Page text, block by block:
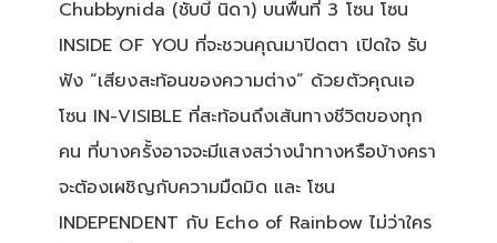
Chubbynida (ชับบี้ นิดา) บนพื้นที่ 3 โซน โซน
INSIDE OF YOU ที่จะชวนคุณมาปิดตา เปิดใจ รับ
ฟัง “เสียงสะท้อนของความต่าง” ด้วยตัวคุณเอ
โซน IN-VISIBLE ที่สะท้อนถึงเส้นทางชีวิตของทุก
คน ที่บางครั้งอาจจะมีแสงสว่างนำทางหรือบ้างครา
จะต้องเผชิญกับความมืดมิด และ โซน
INDEPENDENT กับ Echo of Rainbow ไม่ว่าใคร